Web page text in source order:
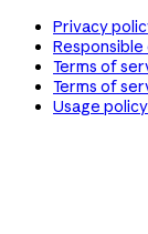
Privacy
Terms of
Terms of
Usage policy